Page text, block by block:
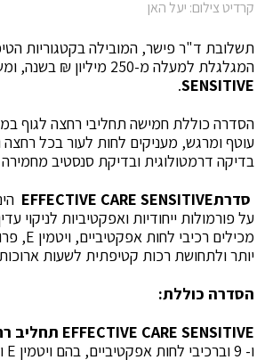
קרדיט צילום: יעל האן
תשלובת ד"ר פישר, המובילה בקטגוריות
המגלגלת למעלה מ-250 מיליון ₪ בשנה, ומשיקה תחליבי רחצה עדינים לגוף תחת סדרת
SENSITIVE
.
הסדרה כוללת חמישה תחליבי רחצה לגוף
עוטף ומרגש, מעניקים לחות לעור בכל רחצה
בדיקה דרמטולוגית ובדיקת סנסטיב
סדרתEFFECTIVE CARESENSITIVE
על פורמולות ייחודיות ואפקטיביות לניקוי
יותר ולתחושת רכות קטיפתית לשעות
הסדרה כוללת:
EFFECTIVE CARE SENSITIVE תחליב
ו- 9 וברכיבי לחות אפקטיביים, בהם ויטמין E ופרו ויטמין 5B, להזנה של העור בלחות בכל רחצה.